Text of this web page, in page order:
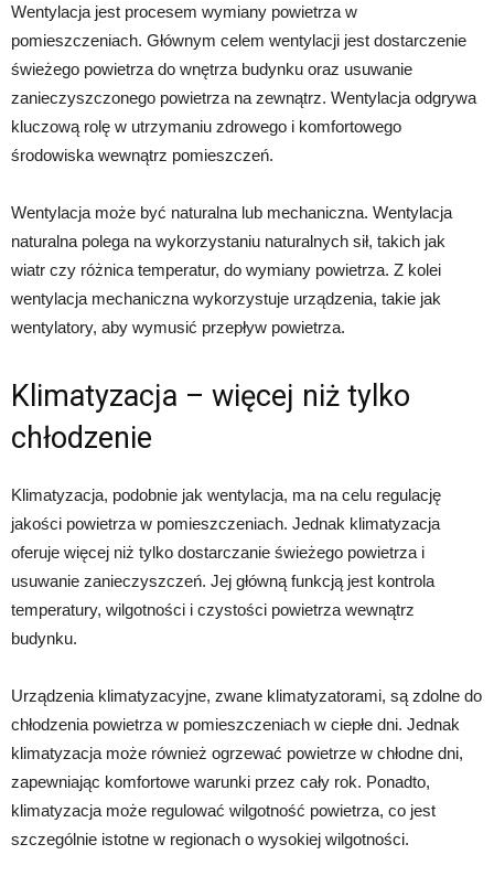
Wentylacja jest procesem wymiany powietrza w
pomieszczeniach. Głównym celem wentylacji jest dostarczenie
świeżego powietrza do wnętrza budynku oraz usuwanie
zanieczyszczonego powietrza na zewnątrz. Wentylacja odgrywa
kluczową rolę w utrzymaniu zdrowego i komfortowego
środowiska wewnątrz pomieszczeń.
Wentylacja może być naturalna lub mechaniczna. Wentylacja
naturalna polega na wykorzystaniu naturalnych sił, takich jak
wiatr czy różnica temperatur, do wymiany powietrza. Z kolei
wentylacja mechaniczna wykorzystuje urządzenia, takie jak
wentylatory, aby wymusić przepływ powietrza.
Klimatyzacja – więcej niż tylko
chłodzenie
Klimatyzacja, podobnie jak wentylacja, ma na celu regulację
jakości powietrza w pomieszczeniach. Jednak klimatyzacja
oferuje więcej niż tylko dostarczanie świeżego powietrza i
usuwanie zanieczyszczeń. Jej główną funkcją jest kontrola
temperatury, wilgotności i czystości powietrza wewnątrz
budynku.
Urządzenia klimatyzacyjne, zwane klimatyzatorami, są zdolne do
chłodzenia powietrza w pomieszczeniach w ciepłe dni. Jednak
klimatyzacja może również ogrzewać powietrze w chłodne dni,
zapewniając komfortowe warunki przez cały rok. Ponadto,
klimatyzacja może regulować wilgotność powietrza, co jest
szczególnie istotne w regionach o wysokiej wilgotności.